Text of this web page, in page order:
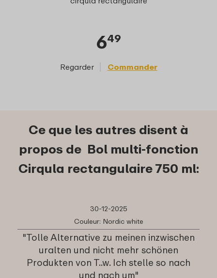
649
Regarder Commander
Ce que les autres disent à
propos de Bol multi-fonction
Cirqula rectangulaire 750 ml:
30-12-2025
Couleur: Nordic white
"Tolle Alternative zu meinen inzwischen
uralten und nicht mehr schönen
Produkten von T..w. Ich stelle so nach
und nach um"